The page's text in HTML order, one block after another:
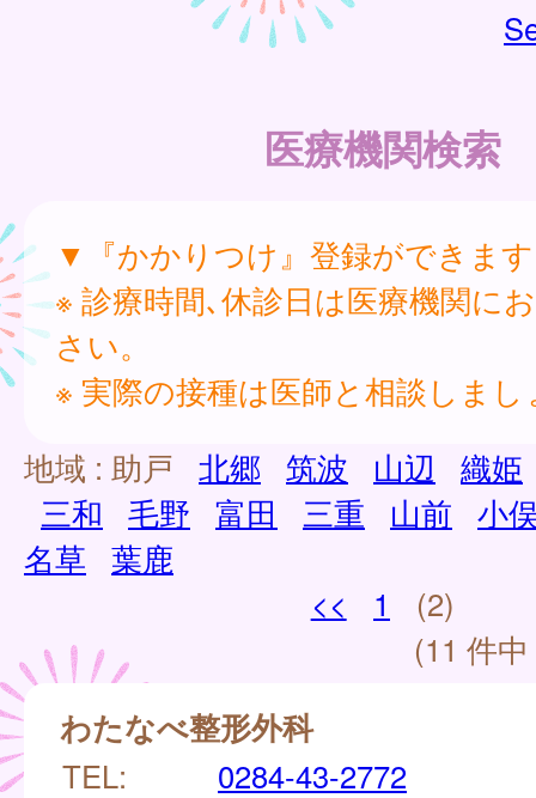
医療機関検索
▼『かかりつけ』登録ができま
※ 診療時間､休診日は医療機関に
さい。
※ 実際の接種は医師と相談しまし
地域 : 助戸 北郷 筑波 山辺
織姫
三和
毛野 富田 三重 山前
小
名草
葉鹿
<<
1
(2)
(11 件
わたなべ整形外科
TEL:
0284-43-2772